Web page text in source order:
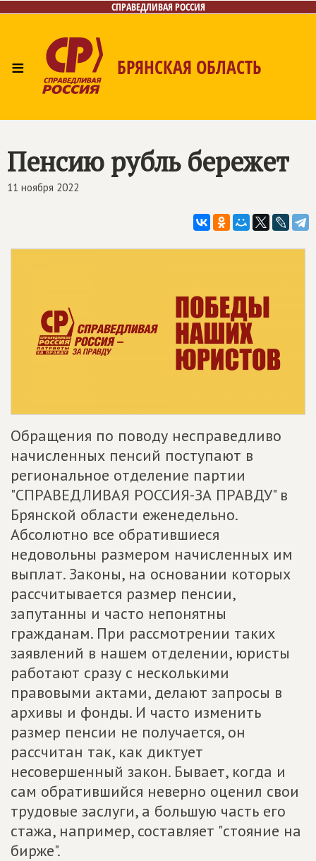
СПРАВЕДЛИВАЯ РОССИЯ
≡ БРЯНСКАЯ ОБЛАСТЬ
Контакты
Пенсию рубль бережет
11 ноября 2022
Обращения по поводу несправедливо
начисленных пенсий поступают в
региональное отделение партии
"СПРАВЕДЛИВАЯ РОССИЯ-ЗА ПРАВДУ" в
Брянской области еженедельно.
Абсолютно все обратившиеся
недовольны размером начисленных им
выплат. Законы, на основании которых
рассчитывается размер пенсии,
запутанны и часто непонятны
гражданам. При рассмотрении таких
заявлений в нашем отделении, юристы
работают сразу с несколькими
правовыми актами, делают запросы в
архивы и фонды. И часто изменить
размер пенсии не получается, он
рассчитан так, как диктует
несовершенный закон. Бывает, когда и
сам обратившийся неверно оценил свои
трудовые заслуги, а большую часть его
стажа, например, составляет "стояние на
бирже".